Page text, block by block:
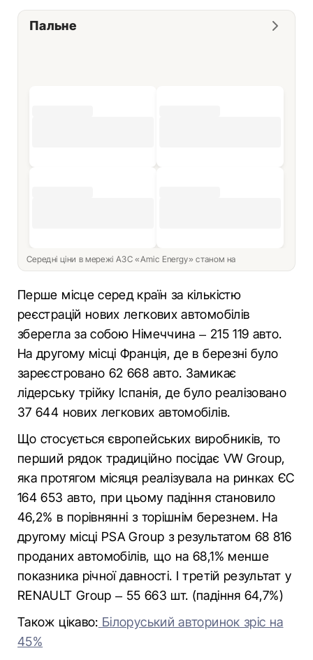
Пальне
Середні ціни в мережі АЗС «Amic Energy» станом на
Перше місце серед країн за кількістю
реєстрацій нових легкових автомобілів
зберегла за собою Німеччина – 215 119 авто.
На другому місці Франція, де в березні було
зареєстровано 62 668 авто. Замикає
лідерську трійку Іспанія, де було реалізовано
37 644 нових легкових автомобілів.
Що стосується європейських виробників, то
перший рядок традиційно посідає VW Group,
яка протягом місяця реалізувала на ринках ЄС
164 653 авто, при цьому падіння становило
46,2% в порівнянні з торішнім березнем. На
другому місці PSA Group з результатом 68 816
проданих автомобілів, що на 68,1% менше
показника річної давності. І третій результат у
RENAULT Group – 55 663 шт. (падіння 64,7%)
Також цікаво: Білоруський авторинок зріс на
45%